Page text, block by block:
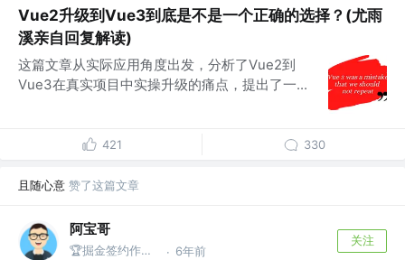
Vue2升级到Vue3到底是不是一个正确的选择？(尤雨
溪亲自回复解读)
这篇文章从实际应用角度出发，分析了Vue2到
Vue3在真实项目中实操升级的痛点，提出了一...
421 330
且随心意 赞了这篇文章
阿宝哥
🏆掘金签约作者 | 公众号@全栈修仙之路 · 6年前
关注